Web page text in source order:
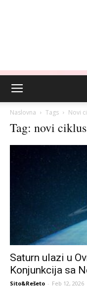
Naslovna Tags Novi
Tag: novi ciklus
Saturn ulazi u
Konjunkcija sa
Sito&Rešeto - Feb 12, 2026